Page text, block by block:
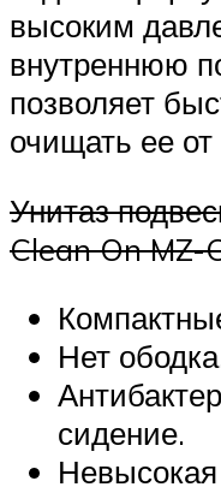
высоким
внутреннюю
позволяет
очищать ее от
Унитаз
Clean On MZ-
Нет
сидение.